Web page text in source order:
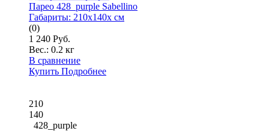
Парео 428_purple Sabellino
Габариты: 210x140x см
(0)
1 240 Руб.
Вес.: 0.2 кг
В сравнение
Купить Подробнее
210
140
428_purple